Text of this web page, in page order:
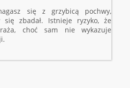
się z grzybicą pochwy,
zbadał. Istnieje ryzyko, że
choć sam nie wykazuje